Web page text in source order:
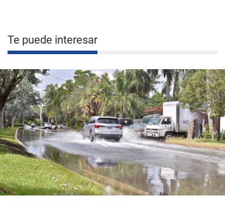
Te puede interesar